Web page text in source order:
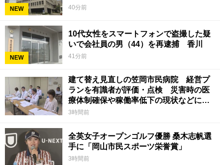
NEW 40分前
NEW
10代女性をスマートフォンで盗撮した疑
いで会社員の男（44）を再逮捕 香川
41分前
建て替え見直しの笠岡市民病院 経営プ
ランを有識者が評価・点検 災害時の医
療体制確保や稼働率低下の現状などに意
見 岡山
3時間前
全英女子オープンゴルフ優勝 桑木志帆選
手に「岡山市民スポーツ栄誉賞」
3時間前